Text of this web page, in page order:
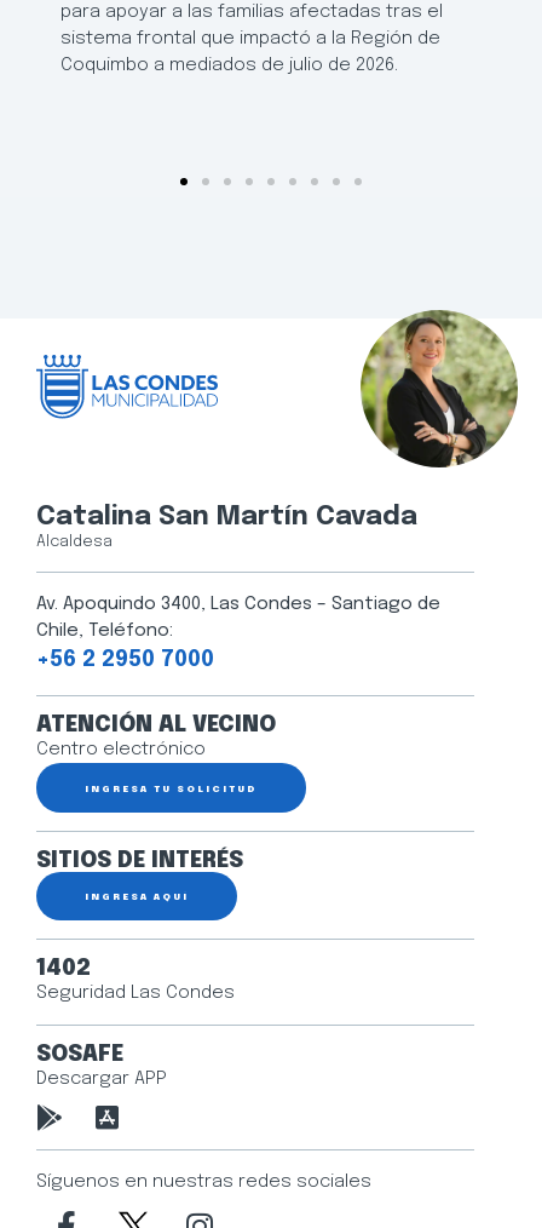
para apoyar a las familias afectadas tras el
sistema frontal que impactó a la Región de
Coquimbo a mediados de julio de 2026.
Catalina San Martín Cavada
Alcaldesa
Av. Apoquindo 3400, Las Condes – Santiago de
Chile, Teléfono:
+56 2 2950 7000
ATENCIÓN AL VECINO
Centro electrónico
INGRESA TU SOLICITUD
SITIOS DE INTERÉS
INGRESA AQUÍ
1402
Seguridad Las Condes
SOSAFE
Descargar APP
Síguenos en nuestras redes sociales